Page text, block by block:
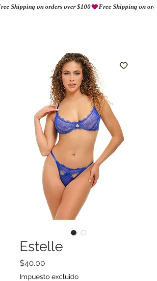
Shipping on orders over $100
Estelle
$40.00
Impuesto excluido